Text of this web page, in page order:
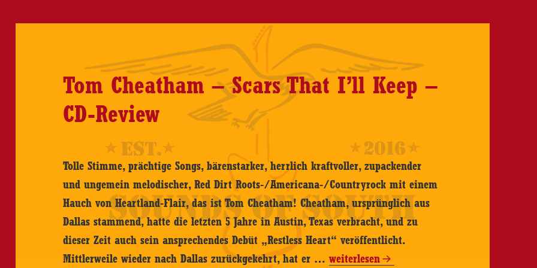
Tom Cheatham – Scars That I’ll Keep –
CD-Review
Tolle Stimme, prächtige Songs, bärenstarker, herrlich kraftvoller, zupackender
und ungemein melodischer, Red Dirt Roots-/Americana-/Countryrock mit einem
Hauch von Heartland-Flair, das ist Tom Cheatham! Cheatham, ursprünglich aus
Dallas stammend, hatte die letzten 5 Jahre in Austin, Texas verbracht, und zu
dieser Zeit auch sein ansprechendes Debüt „Restless Heart“ veröffentlicht.
Mittlerweile wieder nach Dallas zurückgekehrt, hat er …Tom
weiterlesen